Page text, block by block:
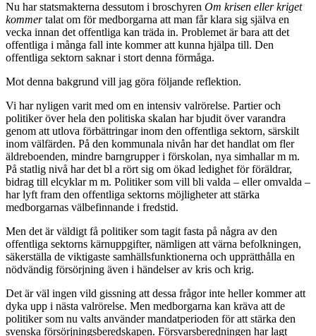
Nu har statsmakterna dessutom i broschyren Om krisen eller kriget
kommertalat om för medborgarna att man får klara sig själva en
vecka innan det offentliga kan träda in. Problemet är bara att det
offentliga i många fall inte kommer att kunna hjälpa till. Den
offentliga sektorn saknar i stort denna förmåga.
Mot denna bakgrund vill jag göra följande reflektion.
Vi har nyligen varit med om en intensiv valrörelse. Partier och
politiker över hela den politiska skalan har bjudit över varandra
genom att utlova förbättringar inom den offentliga sektorn, särskilt
inom välfärden. På den kommunala nivån har det handlat om fler
äldreboenden, mindre barngrupper i förskolan, nya simhallar m m.
På statlig nivå har det bl a rört sig om ökad ledighet för föräldrar,
bidrag till elcyklar m m. Politiker som vill bli valda – eller omvalda –
har lyft fram den offentliga sektorns möjligheter att stärka
medborgarnas välbefinnande i fredstid.
Men det är väldigt få politiker som tagit fasta på några av den
offentliga sektorns kärnuppgifter, nämligen att värna befolkningen,
säkerställa de viktigaste samhällsfunktionerna och upprätthålla en
nödvändig försörjning även i händelser av kris och krig.
Det är väl ingen vild gissning att dessa frågor inte heller kommer att
dyka upp i nästa valrörelse. Men medborgarna kan kräva att de
politiker som nu valts använder mandatperioden för att stärka den
svenska försörjningsberedskapen. Försvarsberedningen har lagt